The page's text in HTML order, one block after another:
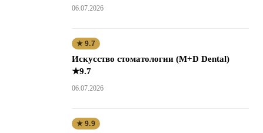
06.07.2026
★ 9.7
Искусство стоматологии (M+D Dental)
★9.7
06.07.2026
★ 9.9